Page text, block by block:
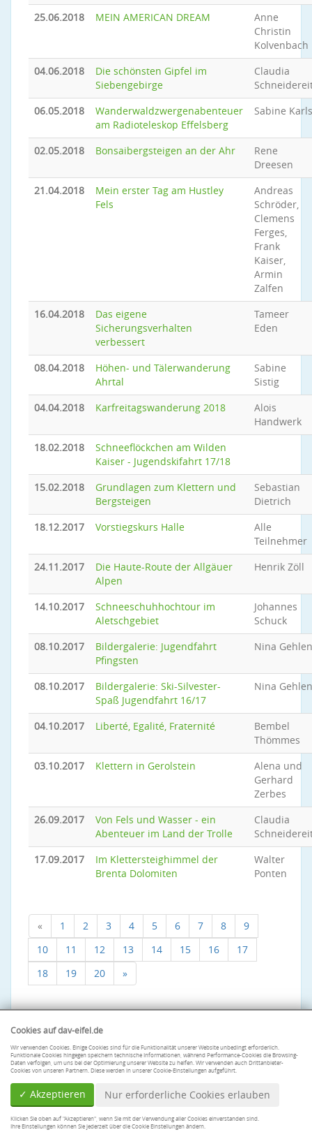
25.06.2018
MEIN AMERICAN DREAM
Anne
Christin
Kolvenbach
04.06.2018
Die schönsten Gipfel im
Siebengebirge
Claudia
06.05.2018
Wanderwaldzwergenabenteuer
am Radioteleskop Effelsberg
Sabine Karls
02.05.2018 Bonsaibergsteigen an der Ahr
Rene
Dreesen
21.04.2018
Mein erster Tag am Hustley
Fels
Andreas
Schröder,
Clemens
Ferges,
Frank
Kaiser,
Armin
Zalfen
16.04.2018
Das eigene
Sicherungsverhalten
verbessert
Tameer
Eden
08.04.2018
Höhen- und Tälerwanderung
Ahrtal
Sabine
Sistig
04.04.2018
Karfreitagswanderung 2018
Alois
Handwerk
18.02.2018
Schneeflöckchen am Wilden
Kaiser - Jugendskifahrt 17/18
15.02.2018
Grundlagen zum Klettern und
Bergsteigen
Sebastian
Dietrich
18.12.2017
Vorstiegskurs Halle
Alle
Teilnehmer
24.11.2017
Die Haute-Route der Allgäuer
Alpen
Henrik Zöll
14.10.2017
Schneeschuhhochtour im
Aletschgebiet
Johannes
Schuck
08.10.2017
Bildergalerie: Jugendfahrt
Pfingsten
Nina Gehlen
08.10.2017
Bildergalerie: Ski-Silvester-
Spaß Jugendfahrt 16/17
Nina Gehlen
04.10.2017 Liberté, Egalité, Fraternité
Bembel
Thömmes
03.10.2017
Klettern in Gerolstein
Alena und
Gerhard
Zerbes
26.09.2017
Von Fels und Wasser - ein
Abenteuer im Land der Trolle
Claudia
17.09.2017
Im Klettersteighimmel der
Brenta Dolomiten
Walter
Ponten
« 1 2 3 4 5 6 7 8
9
10
11 12 13 14 15 16
17
18
19 20 »
Cookies auf dav-eifel.de
Wir verwenden Cookies. Einige Cookies sind für die Funktionalität unserer Website unbedingt erforderlich.
Funktionale Cookies hingegen speichern technische Informationen, während Performance-Cookies die Browsing-
Daten verfolgen, um uns bei der Optimierung unserer Website zu helfen. Wir verwenden auch Drittanbieter-
Cookies von unseren Partnern. Diese werden in unserer Cookie-Einstellungen aufgeführt.
✓ Akzeptieren Nur erforderliche Cookies erlauben
Klicken Sie oben auf "Akzeptieren", wenn Sie mit der Verwendung aller Cookies einverstanden sind.
Ihre Einstellungen können Sie jederzeit über die Cookie Einstellungen ändern.